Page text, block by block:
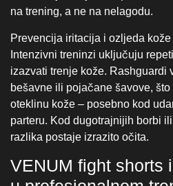
VENUM fight shorts
u profesionalnom
Borilačke hlače i fight shorts nisu
one su produžetak tijela borca i
dinamizam pokreta.
Sloboda pokreta
Profesionalci zahtijevaju
kuka, koljena i kukova. VENUM
ergonomski kroj i elastične